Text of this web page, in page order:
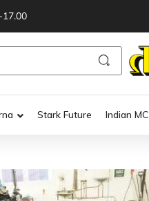
Stark Future Indian MC